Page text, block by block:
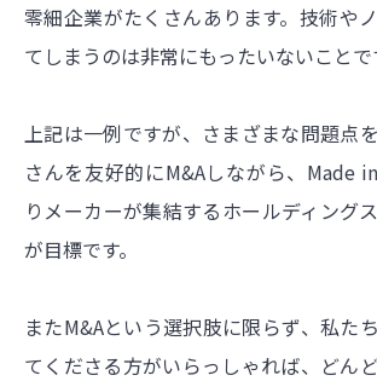
零細企業がたくさんあります。技術や
てしまうのは非常にもったいないことで
上記は一例ですが、さまざまな問題点
さんを友好的にM&Aしながら、Made
りメーカーが集結するホールディング
が目標です。
またM&Aという選択肢に限らず、私た
てくださる方がいらっしゃれば、どん